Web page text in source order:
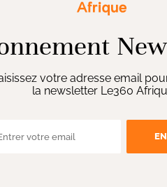
votre adresse email
la newsletter Le360